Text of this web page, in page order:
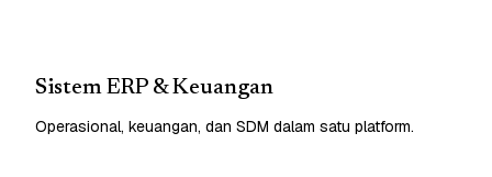
Sistem ERP & Keuangan
Operasional, keuangan, dan SDM dalam satu platform.